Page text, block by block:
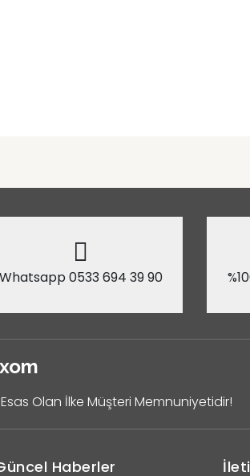
Whatsapp 0533 694 39 90
Olan İlke Müşteri Memnuniyetidir!
Haberler